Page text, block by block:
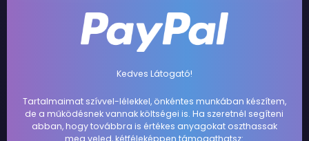
Kedves Látogató!
Tartalmaimat szívvel-lélekkel, önkéntes munkában készítem,
de a működésnek vannak költségei is. Ha szeretnél segíteni
abban, hogy továbbra is értékes anyagokat oszthassak